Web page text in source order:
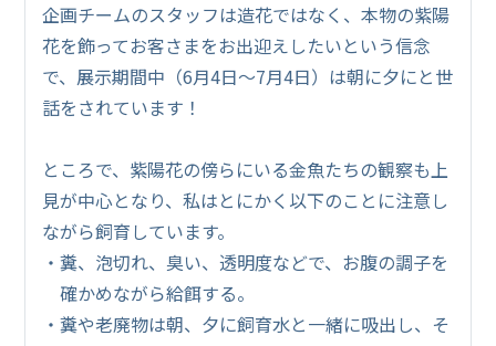
企画チームのスタッフは造花ではなく、本物の紫陽
花を飾ってお客さまをお出迎えしたいという信念
で、展示期間中（6月4日～7月4日）は朝に夕にと世
話をされています！
ところで、紫陽花の傍らにいる金魚たちの観察も上
見が中心となり、私はとにかく以下のことに注意し
ながら飼育しています。
・糞、泡切れ、臭い、透明度などで、お腹の調子を
確かめながら給餌する。
・糞や老廃物は朝、夕に飼育水と一緒に吸出し、そ